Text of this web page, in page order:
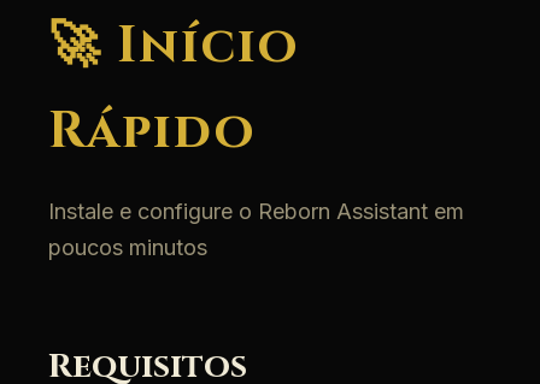
🚀 Início
Rápido
Instale e configure o Reborn Assistant em
poucos minutos
Requisitos